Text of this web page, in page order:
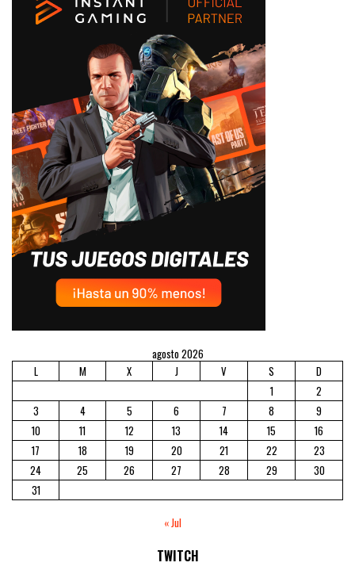
agosto 2026
L
M X J V S
D
1
2
3
4 5 6 7 8
9
10
11 12 13 14 15
16
17
18 19 20 21 22
23
24
25 26 27 28 29
30
31
« Jul
TWITCH